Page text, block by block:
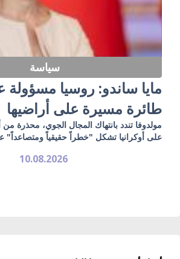
سياسة
مايا ساندو: روسيا مسؤولة
طائرة مسيرة على أراضيها
مولدوفا تندد بانتهاك المجال الجوي، محذرة
على أوكرانيا تشكل "خطراً حقيقياً ومتصاعداً"
10.08.2026